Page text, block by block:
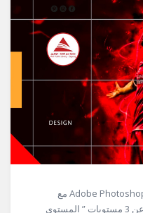
بداية الحجز في دورة الجرافيك للكبار Adobe Photoshop مع
المدرب / إسلام مندور .. الدورة عبارة عن 3 مستويات ” المستوى